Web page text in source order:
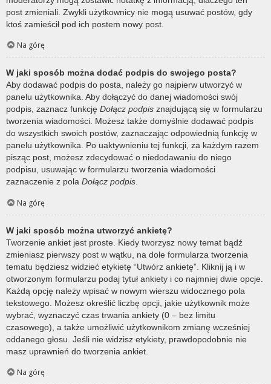
post zmieniali. Zwykli użytkownicy nie mogą usuwać postów, gdy
ktoś zamieścił pod ich postem nowy post.
Na górę
W jaki sposób można dodać podpis do swojego posta?
Aby dodawać podpis do posta, należy go najpierw utworzyć w
panelu użytkownika. Aby dołączyć do danej wiadomości swój
podpis, zaznacz funkcję Dołącz podpis znajdującą się w formularzu
tworzenia wiadomości. Możesz także domyślnie dodawać podpis
do wszystkich swoich postów, zaznaczając odpowiednią funkcję w
panelu użytkownika. Po uaktywnieniu tej funkcji, za każdym razem
pisząc post, możesz zdecydować o niedodawaniu do niego
podpisu, usuwając w formularzu tworzenia wiadomości
zaznaczenie z pola Dołącz podpis.
Na górę
W jaki sposób można utworzyć ankietę?
Tworzenie ankiet jest proste. Kiedy tworzysz nowy temat bądź
zmieniasz pierwszy post w wątku, na dole formularza tworzenia
tematu będziesz widzieć etykietę “Utwórz ankietę”. Kliknij ją i w
otworzonym formularzu podaj tytuł ankiety i co najmniej dwie opcje.
Każdą opcję należy wpisać w nowym wierszu widocznego pola
tekstowego. Możesz określić liczbę opcji, jakie użytkownik może
wybrać, wyznaczyć czas trwania ankiety (0 – bez limitu
czasowego), a także umożliwić użytkownikom zmianę wcześniej
oddanego głosu. Jeśli nie widzisz etykiety, prawdopodobnie nie
masz uprawnień do tworzenia ankiet.
Na górę